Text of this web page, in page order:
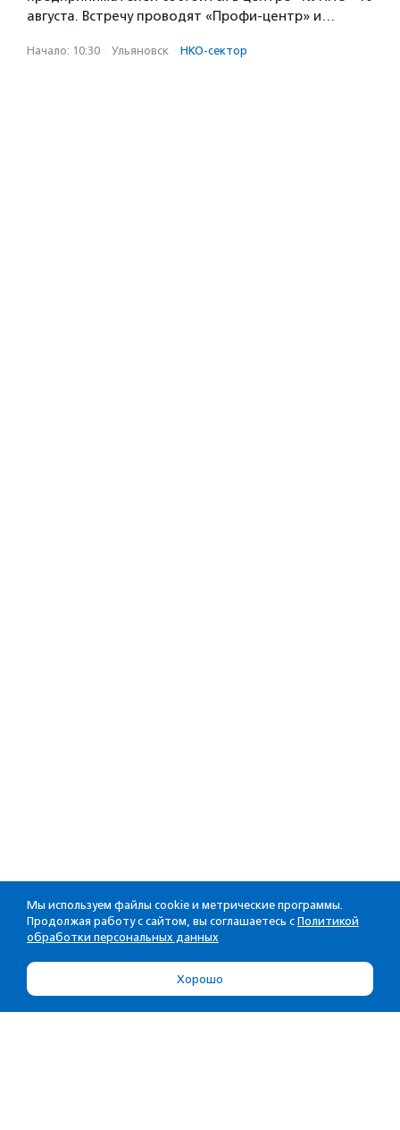
августа. Встречу проводят «Профи-центр» и…
Начало: 10:30 · Ульяновск · НКО-сектор
Мы используем файлы cookie и метрические программы.
Продолжая работу с сайтом, вы соглашаетесь с Политикой
обработки персональных данных
Хорошо